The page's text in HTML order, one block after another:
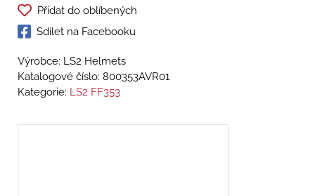
Přidat do oblíbených
Sdílet na Facebooku
Výrobce: LS2 Helmets
Katalogové číslo: 800353AVR01
Kategorie: LS2 FF353